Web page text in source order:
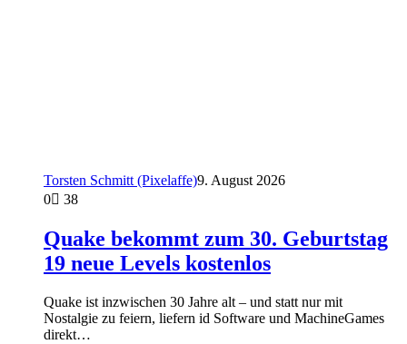
Torsten Schmitt (Pixelaffe)9. August 2026
0
38
Quake bekommt zum 30. Geburtstag
19 neue Levels kostenlos
Quake ist inzwischen 30 Jahre alt – und statt nur mit
Nostalgie zu feiern, liefern id Software und MachineGames
direkt…